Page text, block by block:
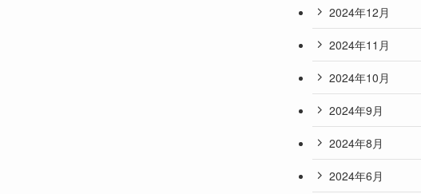
2024年12月
2024年11月
2024年10月
2024年9月
2024年8月
2024年6月